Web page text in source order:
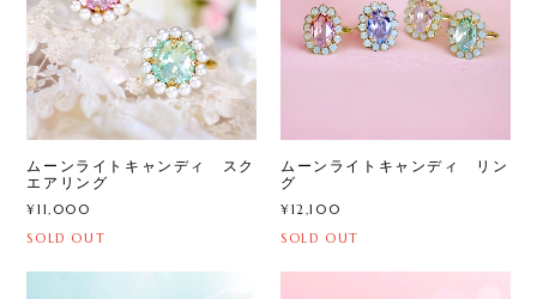
ムーンライトキャンディ スク
エアリング
¥11,000
SOLD OUT
ムーンライトキャンディ リン
グ
¥12,100
SOLD OUT